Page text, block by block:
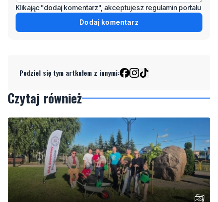
Posadzili drzewa, zamontowali stojak i radar
prędkości